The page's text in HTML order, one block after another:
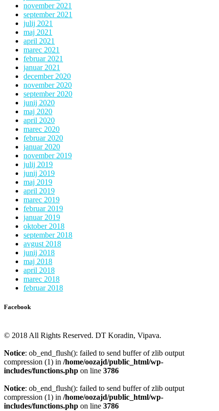
november 2021
september 2021
julij 2021
maj 2021
april 2021
marec 2021
februar 2021
januar 2021
december 2020
november 2020
september 2020
junij 2020
maj 2020
april 2020
marec 2020
februar 2020
januar 2020
november 2019
julij 2019
junij 2019
maj 2019
april 2019
marec 2019
februar 2019
januar 2019
oktober 2018
september 2018
avgust 2018
junij 2018
maj 2018
april 2018
marec 2018
februar 2018
Facebook
© 2018 All Rights Reserved. DT Koradin, Vipava.
Notice: ob_end_flush(): failed to send buffer of zlib output
compression (1) in /home/oozajd/public_html/wp-
includes/functions.php on line 3786
Notice: ob_end_flush(): failed to send buffer of zlib output
compression (1) in /home/oozajd/public_html/wp-
includes/functions.php on line 3786